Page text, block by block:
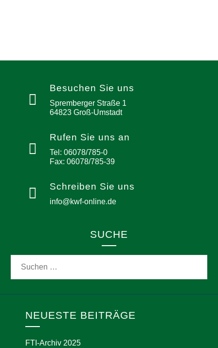
Besuchen Sie uns
Spremberger Straße 1
64823 Groß-Umstadt
Rufen Sie uns an
Tel: 06078/785-0
Fax: 06078/785-39
Schreiben Sie uns
info@kwf-online.de
SUCHE
NEUESTE BEITRÄGE
FTI-Archiv 2025